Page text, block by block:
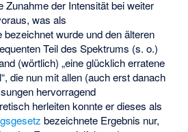
Zunahme der Intensität bei weiter
was als
bezeichnet wurde und den älteren
Teil des Spektrums (s. o.)
(wörtlich) „eine glücklich erratene
die nun mit allen (auch erst danach
hervorragend
herleiten konnte er dieses als
bezeichnete Ergebnis nur,